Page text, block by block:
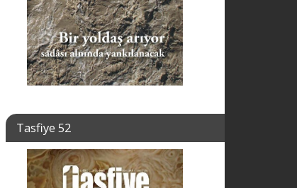
Tasfiye 52